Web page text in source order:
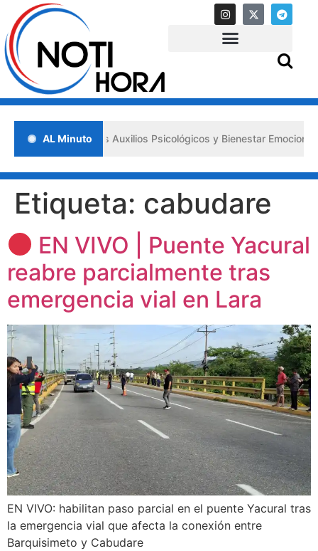
AL Minuto
«Primeros Auxilios Psicológicos y Bienestar Emocional» ante
Etiqueta: cabudare
EN VIVO | Puente Yacural
reabre parcialmente tras
emergencia vial en Lara
EN VIVO: habilitan paso parcial en el puente Yacural tras
la emergencia vial que afecta la conexión entre
Barquisimeto y Cabudare